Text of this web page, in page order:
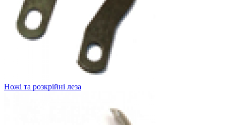
Ножі та розкрійні леза